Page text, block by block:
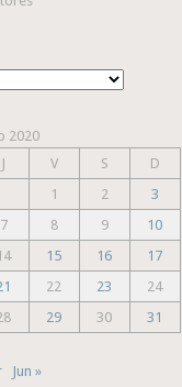
2020
J V S
D
1
2
3
7 8 9
10
15 16
17
22 23
24
29 30 31
Jun »